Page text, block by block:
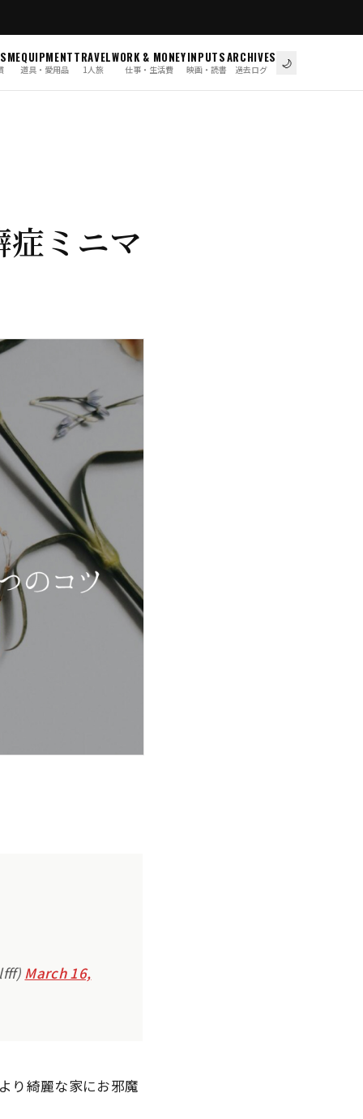
EQUIPMENT
道具・愛用品
TRAVEL
1人旅
WORK & MONEY
仕事・生活費
INPUTS
映画・読書
ARCHIVES
過去ログ 🌙
症ミニマ
March 16,
り綺麗な家にお邪魔